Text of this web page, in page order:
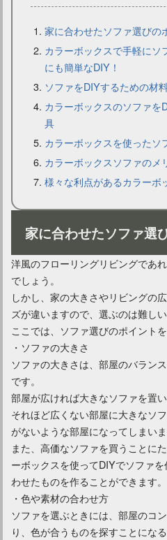
気楽に使える合皮革ソファがおす
ゆったりくつろげる！一人暮らし
コンパクトな座椅子？ゆったりソ
家に合わせたソファ選びの
カラーボックスで手軽にソ
にも簡単なDIY！
ソファをDIYするための材
カラーボックスのソファを
具
カラーボックスを使ったソ
カラーボックスソファのメ
様々な利点があるカラーボ
家に合わせたソファ選
洋風のフローリングリビングであ
でしょう。
しかし、家の大きさやリビングの
ズが違いますので、選ぶのは難しい
ここでは、ソファ選びのポイントを
・ソファの大きさ
ソファの大きさは、部屋のバラン
です。
部屋が広ければ大きなソファを置
それほど広くない部屋に大きなソ
がないような部屋になってしまいま
また、高価なソファを買うことに
ーボックスを使ってDIYでソファ
わせたものを作ることができます。
・色や素材の合わせ方
ソファを選ぶときには、部屋のコ
り、色が合うものを探すことになる